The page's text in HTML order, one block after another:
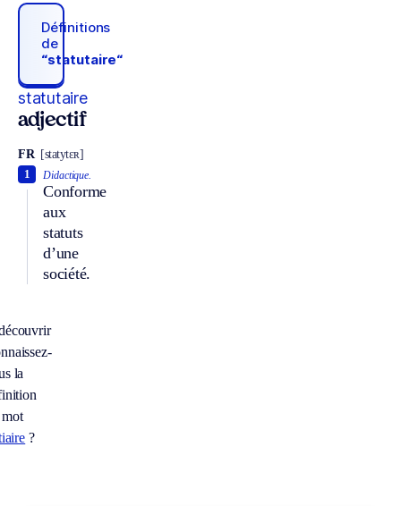
Définitions
de
“statutaire“
statutaire
adjectif
FR [statytɛʀ]
Didactique.
Conforme
aux
statuts
d’une
société.
1
la
?